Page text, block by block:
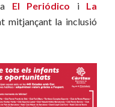
El Periódico i La
mitjançant la inclusió